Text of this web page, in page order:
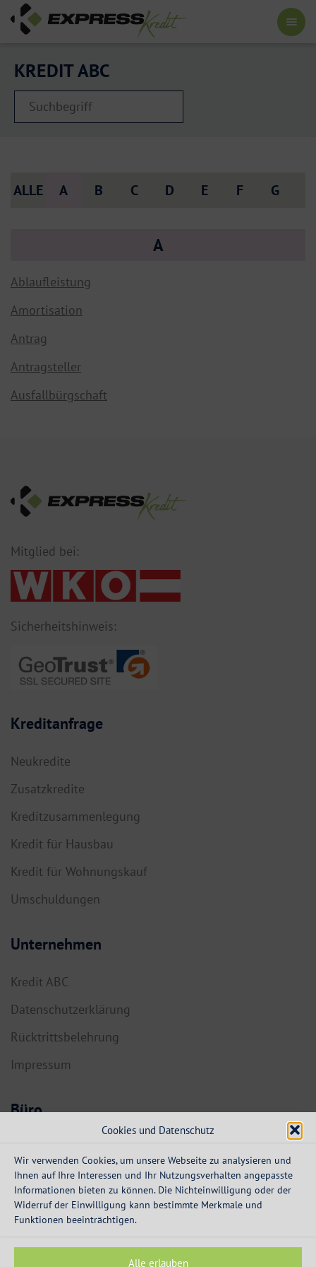
Cookies und Datenschutz
Wir verwenden Cookies, um unsere Webseite zu analysieren und
Ihnen auf Ihre Interessen und Ihr Nutzungsverhalten angepasste
Informationen bieten zu können. Die Nichteinwilligung oder der
Widerruf der Einwilligung kann bestimmte Merkmale und
Funktionen beeinträchtigen.
Alle erlauben
KREDIT ABC
ALLE A B C D E F G
A
Ablaufleistung
Amortisation
Antrag
Antragsteller
Ausfallbürgschaft
Mitglied bei:
Sicherheitshinweis:
Kreditanfrage
Neukredite
Zusatzkredite
Kreditzusammenlegung
Kredit für Hausbau
Kredit für Wohnungskauf
Umschuldungen
Unternehmen
Kredit ABC
Datenschutzerklärung
Rücktrittsbelehrung
Impressum
Büro
Dorf 55a
info@expresskredit.at
MO-DO:
08:30 – 12:30 Uhr
13:30 – 16:00 Uhr